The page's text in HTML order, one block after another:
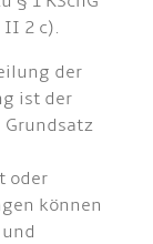
II 2 c).
der
ist der
oder
können